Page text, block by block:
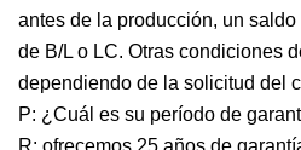
antes de la producción, un
de B/L o LC. Otras condiciones
dependiendo de la solicitud del
P: ¿Cuál es su período de
R: ofrecemos 25 años de